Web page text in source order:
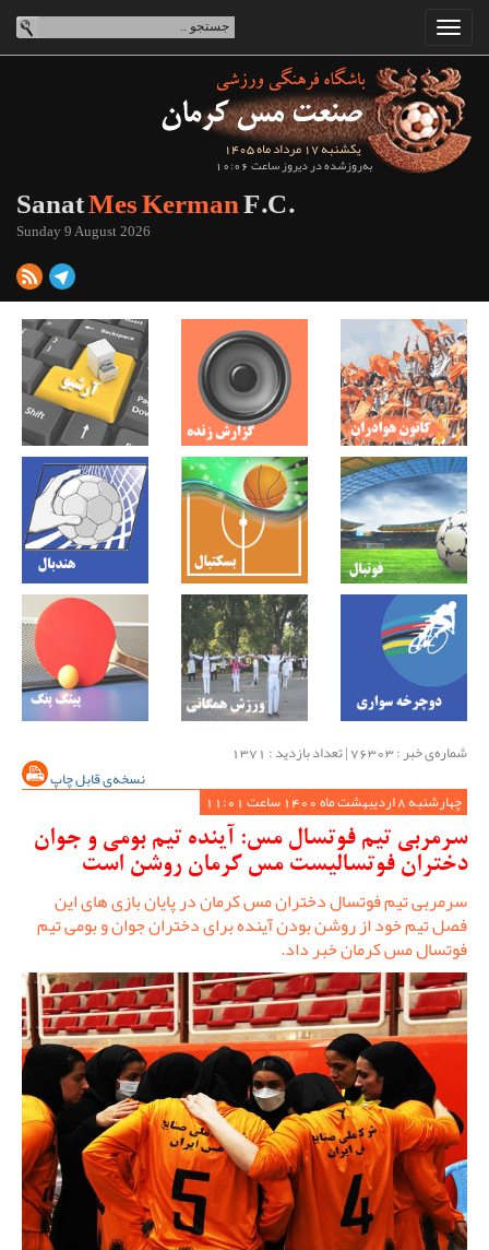
یکشنبه 17 مرداد ماه 1405
به‌روزشده در دیروز ساعت 10:06
SanatMes KermanF.C.
Sunday 9 August 2026
شماره‌ی خبر : ‌76303 | تعداد بازدید : 1371
نسخه‌ی قابل چاپ
چهارشنبه 8 اردیبهشت ماه 1400 ساعت 11:01
سرمربی تیم فوتسال مس: آینده تیم بومی و جوان
دختران فوتسالیست مس کرمان روشن است
سرمربی تیم فوتسال دختران مس کرمان در پایان بازی های این
فصل تیم خود از روشن بودن آینده برای دختران جوان و بومی تیم
فوتسال مس کرمان خبر داد.